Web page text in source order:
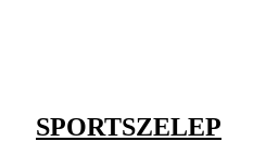
SPORTSZELEP